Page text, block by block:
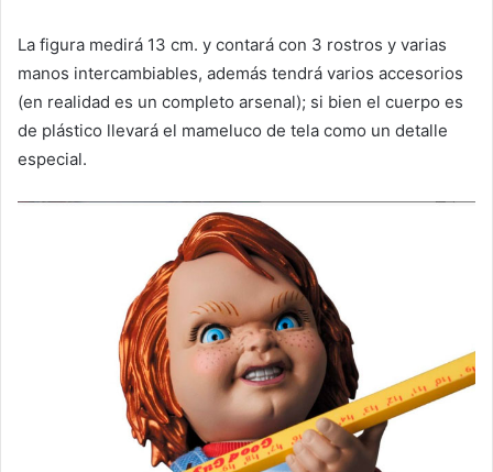
La figura medirá 13 cm. y contará con 3 rostros y varias
manos intercambiables, además tendrá varios accesorios
(en realidad es un completo arsenal); si bien el cuerpo es
de plástico llevará el mameluco de tela como un detalle
especial.